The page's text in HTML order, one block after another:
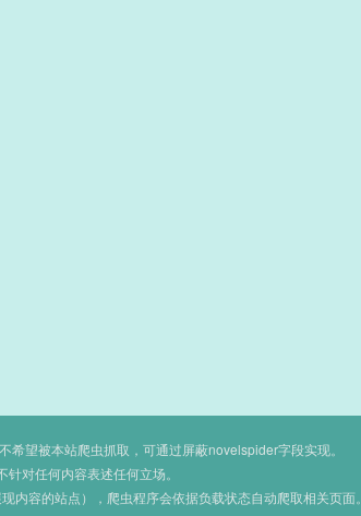
望被本站爬虫抓取，可通过屏蔽novelspider字段实现。
对任何内容表述任何立场。
容的站点），爬虫程序会依据负载状态自动爬取相关页面。